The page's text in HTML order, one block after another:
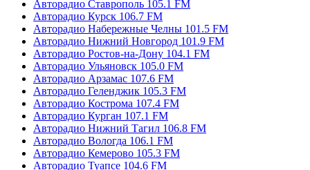
Авторадио Ставрополь 105.1 FM
Авторадио Курск 106.7 FM
Авторадио Набережные Челны 101.5 FM
Авторадио Нижний Новгород 101.9 FM
Авторадио Ростов-на-Дону 104.1 FM
Авторадио Ульяновск 105.0 FM
Авторадио Арзамас 107.6 FM
Авторадио Геленджик 105.3 FM
Авторадио Кострома 107.4 FM
Авторадио Курган 107.1 FM
Авторадио Нижний Тагил 106.8 FM
Авторадио Вологда 106.1 FM
Авторадио Кемерово 105.3 FM
Авторадио Туапсе 104.6 FM